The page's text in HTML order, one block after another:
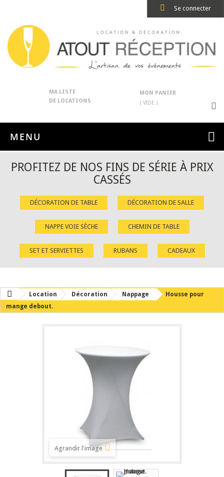
Se connecter
MA LISTE
DE LOCATIONS
MON PANIER
( VIDE )
MENU
PROFITEZ DE NOS FINS DE SÉRIE À PRIX
CASSÉS
DÉCORATION DE TABLE DÉCORATION DE SALLE
NAPPE VOIE SÈCHE CHEMIN DE TABLE
SET ET SERVIETTES RUBANS CADEAUX
Location Décoration Nappage
Housse pour
mange debout.
Agrandir l'image